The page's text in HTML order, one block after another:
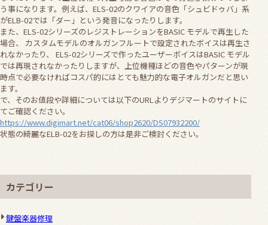
う事になります。例えば、ELS-02のクワイアの音色「シュビドゥバ」系
がELB-02では「ダー」という発音になったりします。
また、ELS-02シリーズのレジストレーションをBASIC モデルで再生した
場合、 カスタムモデルのオルガンフルートで設定されたボイスは再生さ
れなかったり、 ELS-02シリーズで作ったユーザーボイスはBASIC モデル
では再現されなかったりしますが、上位機種ほどの音色やパターンが現
時点で必要なければコスパ的にはとても魅力的な電子オルガンだと思い
ます。
で、そのお値段や詳細については以下のURLよりデジマートのサイトに
てご確認ください。
https://www.digimart.net/cat06/shop2620/DS07932200/
状態の綺麗なELB-02をお探しの方は是非ご検討ください。
カテゴリー
鍵盤楽器修理